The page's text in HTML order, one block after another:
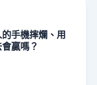
手機摔爛、用
贏嗎？